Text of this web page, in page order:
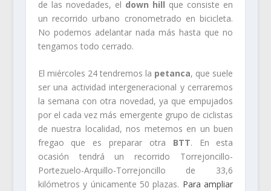
de las novedades, el down hill que consiste en
un recorrido urbano cronometrado en bicicleta.
No podemos adelantar nada más hasta que no
tengamos todo cerrado.
El miércoles 24 tendremos la petanca, que suele
ser una actividad intergeneracional y cerraremos
la semana con otra novedad, ya que empujados
por el cada vez más emergente grupo de ciclistas
de nuestra localidad, nos metemos en un buen
fregao que es preparar otra BTT. En esta
ocasión tendrá un recorrido Torrejoncillo-
Portezuelo-Arquillo-Torrejoncillo de 33,6
kilómetros y únicamente 50 plazas. Para ampliar